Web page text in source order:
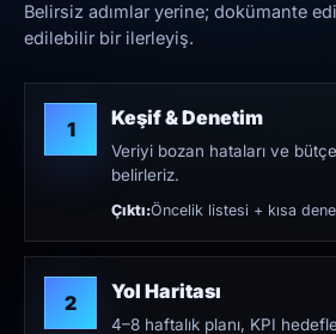
Belirsiz adımlar yerine; dokümante
edilebilir bir ilerleyiş.
1 Keşif & Denetim
Veriyi bozan hataları ve
belirleriz.
Çıktı:Öncelik listesi + kısa
2 Yol Haritası
4–8 haftalık planı, KPI